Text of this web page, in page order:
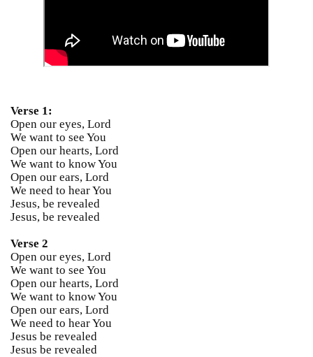
Verse 1:
Open our eyes, Lord
We want to see You
Open our hearts, Lord
We want to know You
Open our ears, Lord
We need to hear You
Jesus, be revealed
Jesus, be revealed
Verse 2
Open our eyes, Lord
We want to see You
Open our hearts, Lord
We want to know You
Open our ears, Lord
We need to hear You
Jesus be revealed
Jesus be revealed